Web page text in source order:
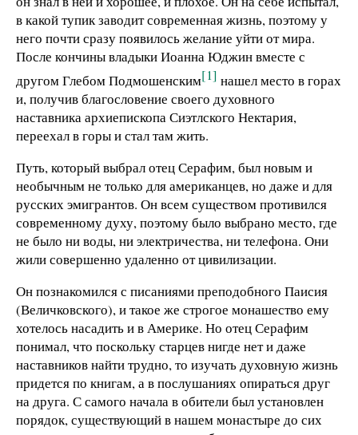
в какой тупик заводит современная жизнь, поэтому у
него почти сразу появилось желание уйти от мира.
После кончины владыки Иоанна Юджин вместе с
другом Глебом Подмошенским[1] нашел место в горах
и, получив благословение своего духовного
наставника архиепископа Сиэтлского Нектария,
переехал в горы и стал там жить.
Путь, который выбрал отец Серафим, был новым и
необычным не только для американцев, но даже и для
русских эмигрантов. Он всем существом противился
современному духу, поэтому было выбрано место, где
не было ни воды, ни электричества, ни телефона. Они
жили совершенно удаленно от цивилизации.
Он познакомился с писаниями преподобного Паисия
(Величковского), и такое же строгое монашество ему
хотелось насадить и в Америке. Но отец Серафим
понимал, что поскольку старцев нигде нет и даже
наставников найти трудно, то изучать духовную жизнь
придется по книгам, а в послушаниях опираться друг
на друга. С самого начала в обители был установлен
порядок, существующий в нашем монастыре до сих